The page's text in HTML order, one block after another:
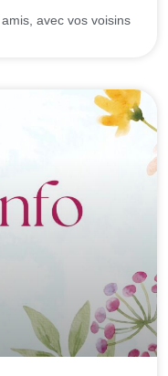
avec vos voisins